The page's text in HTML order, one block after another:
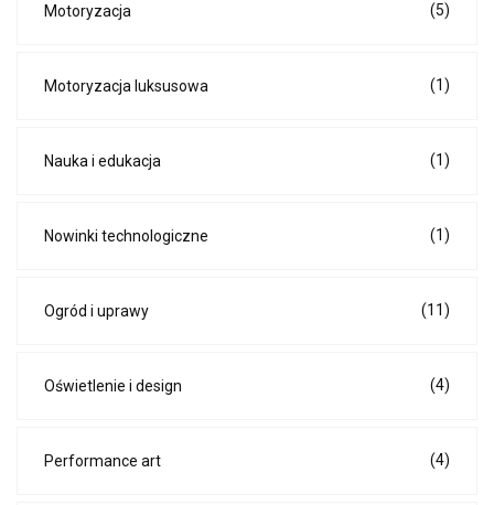
Motoryzacja (5)
Motoryzacja luksusowa (1)
Nauka i edukacja (1)
Nowinki technologiczne (1)
Ogród i uprawy (11)
Oświetlenie i design (4)
Performance art (4)